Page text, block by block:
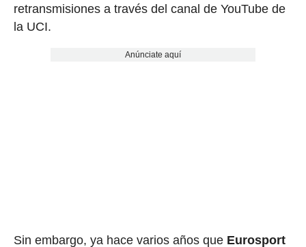
retransmisiones a través del canal de YouTube de
la UCI.
Anúnciate aquí
Sin embargo, ya hace varios años que Eurosport